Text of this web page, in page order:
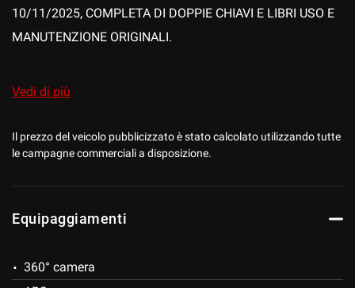
10/11/2025, COMPLETA DI DOPPIE CHIAVI E LIBRI USO E
MANUTENZIONE ORIGINALI.
CON I SEGUENTI OPTIONAL:
INTERNI IN PELLE TOTALE NERA CON CUCITURE
MARRONI, SEDILI ANTERIORI REGOLABILI
LOMBARE, SEDILI POSTERIORI RISCALDABILI E
INSERTI IN RADICA, VOLANTE IN PELLE MULTIFUNZIONE
Vedi di più
Il prezzo del veicolo pubblicizzato è stato calcolato utilizzando tutte
le campagne commerciali a disposizione.
Equipaggiamenti
360° camera
Cookie per il miglioramento dell'esperienza utente
Cookie analitici
Cookie di marketing
cookie
policy